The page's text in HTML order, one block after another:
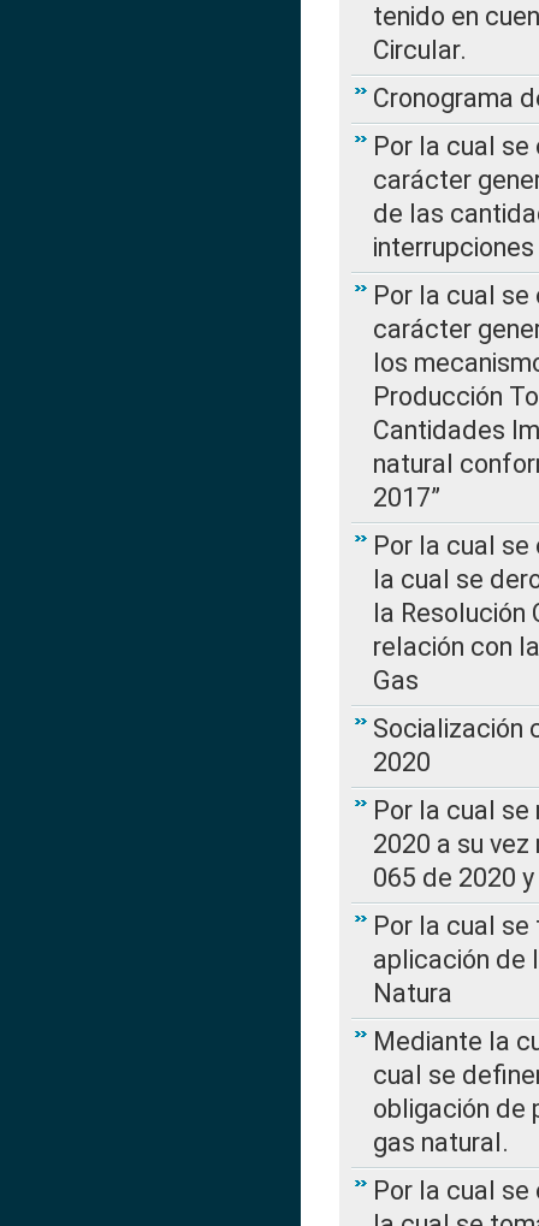
tenido en
Circular.
Cronograma
Por la cual
carácter
de las
Por la cual
carácter
los
Producción
Cantidades
natural
2017”
Por la cual
la cual se
la Resolución
relación con
Gas
Socialización
2020
Por la cual se
2020 a su
065 de 2020
Por la cual
aplicación de
Natura
Mediante la
cual se
obligación de
gas natural.
Por la cual se